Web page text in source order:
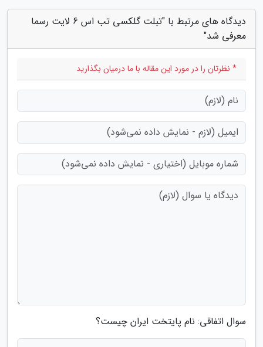
دیدگاه های مرتبط با "تبلت گلکسی تب اس 6 لایت رسما
معرفی شد"
* نظرتان را در مورد این مقاله با ما درمیان بگذارید
سوال اتفاقی: نام پایتخت ایران چیست؟